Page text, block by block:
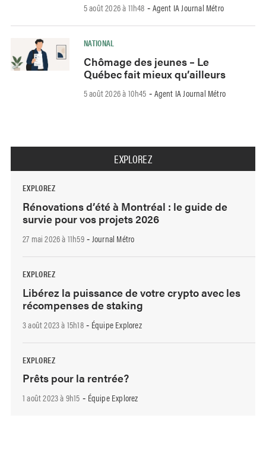
5 août 2026 à 11h48 - Agent IA Journal Métro
NATIONAL
Chômage des jeunes – Le
Québec fait mieux qu’ailleurs
5 août 2026 à 10h45 - Agent IA Journal Métro
EXPLOREZ
EXPLOREZ
Rénovations d’été à Montréal : le guide de
survie pour vos projets 2026
27 mai 2026 à 11h59- Journal Métro
EXPLOREZ
Libérez la puissance de votre crypto avec les
récompenses de staking
3 août 2023 à 15h18- Équipe Explorez
EXPLOREZ
Prêts pour la rentrée?
1 août 2023 à 9h15 - Équipe Explorez